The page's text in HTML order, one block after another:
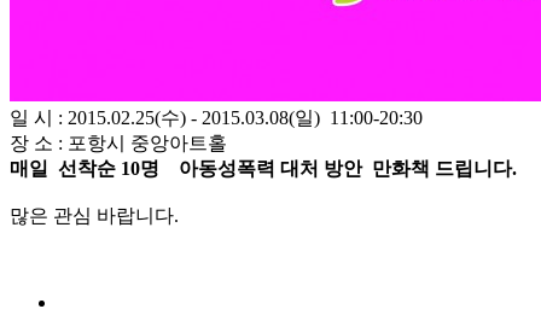
일 시 : 2015.02.25(수) - 2015.03.08(일) 11:00-20:30
장 소 : 포항시 중앙아트홀
매일 선착순 10명 아동성폭력 대처 방안 만화책 드립니다.
많은 관심 바랍니다.